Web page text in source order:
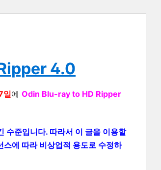
4.0
일에 Odin Blu-ray to HD Ripper
준입니다. 따라서 이 글을 이용할
스에 따라 비상업적 용도로 수정하